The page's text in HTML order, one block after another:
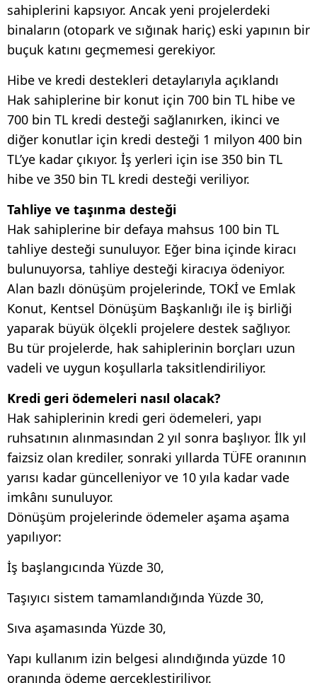
sahiplerini kapsıyor. Ancak yeni projelerdeki
binaların (otopark ve sığınak hariç) eski yapının bir
buçuk katını geçmemesi gerekiyor.
Hibe ve kredi destekleri detaylarıyla açıklandı
Hak sahiplerine bir konut için 700 bin TL hibe ve
700 bin TL kredi desteği sağlanırken, ikinci ve
diğer konutlar için kredi desteği 1 milyon 400 bin
TL’ye kadar çıkıyor. İş yerleri için ise 350 bin TL
hibe ve 350 bin TL kredi desteği veriliyor.
Tahliye ve taşınma desteği
Hak sahiplerine bir defaya mahsus 100 bin TL
tahliye desteği sunuluyor. Eğer bina içinde kiracı
bulunuyorsa, tahliye desteği kiracıya ödeniyor.
Alan bazlı dönüşüm projelerinde, TOKİ ve Emlak
Konut, Kentsel Dönüşüm Başkanlığı ile iş birliği
yaparak büyük ölçekli projelere destek sağlıyor.
Bu tür projelerde, hak sahiplerinin borçları uzun
vadeli ve uygun koşullarla taksitlendiriliyor.
Kredi geri ödemeleri nasıl olacak?
Hak sahiplerinin kredi geri ödemeleri, yapı
ruhsatının alınmasından 2 yıl sonra başlıyor. İlk yıl
faizsiz olan krediler, sonraki yıllarda TÜFE oranının
yarısı kadar güncelleniyor ve 10 yıla kadar vade
imkânı sunuluyor.
Dönüşüm projelerinde ödemeler aşama aşama
yapılıyor:
İş başlangıcında Yüzde 30,
Taşıyıcı sistem tamamlandığında Yüzde 30,
Sıva aşamasında Yüzde 30,
Yapı kullanım izin belgesi alındığında yüzde 10
oranında ödeme gerçekleştiriliyor.